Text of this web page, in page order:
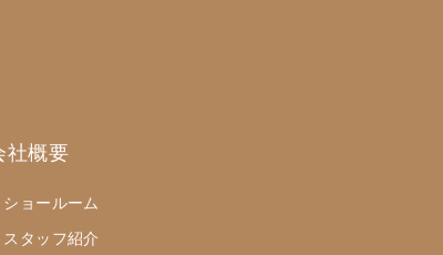
社概要
ショールーム
スタッフ紹介